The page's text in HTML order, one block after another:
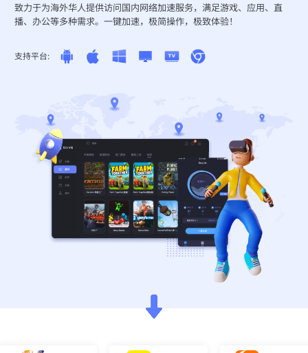
致力于为海外华人提供访问国内网络加速服务，满足游戏、应用、直
播、办公等多种需求。一键加速，极简操作，极致体验！
支持平台: